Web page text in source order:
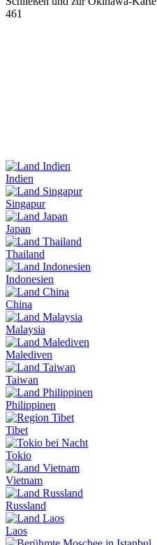
461
Indien
Singapur
Japan
Thailand
Indonesien
China
Malaysia
Malediven
Taiwan
Philippinen
Tibet
Tokio
Vietnam
Russland
Laos